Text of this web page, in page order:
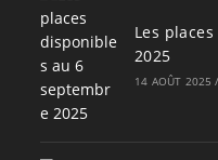
Les
2025
14 AOÛT 2025 /